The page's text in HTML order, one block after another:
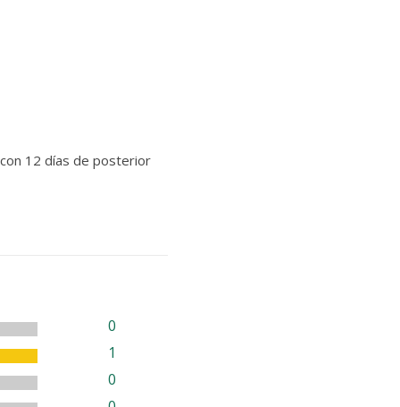
12 días de posterior
0
1
0